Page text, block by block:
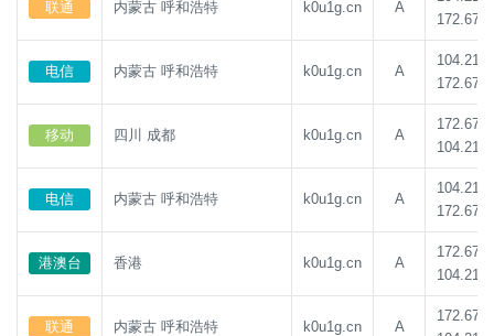
联通 内蒙古 呼和浩特 k0u1g.cn A
电信 内蒙古 呼和浩特 k0u1g.cn A
移动 四川 成都 k0u1g.cn A
电信 内蒙古 呼和浩特 k0u1g.cn A
港澳台 香港 k0u1g.cn A
联通 内蒙古 呼和浩特 k0u1g.cn A